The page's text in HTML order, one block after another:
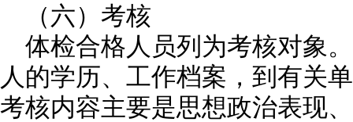
（六）考核
体检合格人员列为考核对象
人的学历、工作档案，到有关
考核内容主要是思想政治表现